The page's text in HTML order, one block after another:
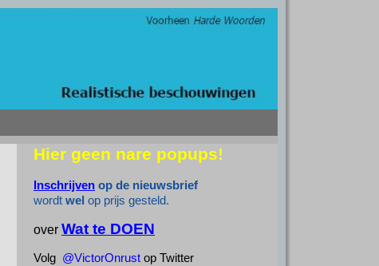
Hier geen nare popups!
Inschrijven op de nieuwsbrief
wordt wel op prijs gesteld.
over Wat te DOEN
Volg @VictorOnrust op Twitter